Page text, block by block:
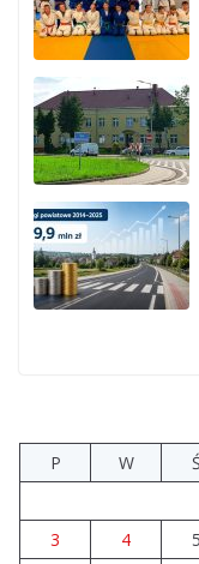
Szkoła we
Prawie 20 tys. zł
mimo
P
W Ś
3
4 5